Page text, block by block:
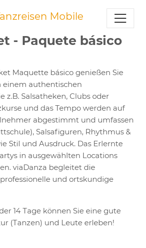
- Paquete básico
Maquette básico genießen Sie
einem authentischen
z.B. Salsatheken, Clubs oder
und das Tempo werden auf
abgestimmt und umfassen
Salsafiguren, Rhythmus &
Stil und Ausdruck. Das Erlernte
in ausgewählten Locations
viaDanza begleitet die
und ortskundige
14 Tage können Sie eine gute
(Tanzen) und Leute erleben!